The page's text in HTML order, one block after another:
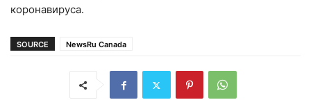
коронавируса.
SOURCE NewsRu Canada